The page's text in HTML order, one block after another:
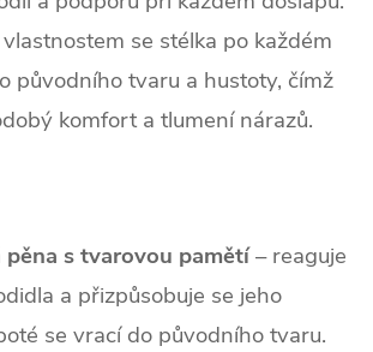
se stélka po každém
původního tvaru a hustoty, čímž
komfort a tlumení nárazů.
pěna s tvarovou pamětí– reaguje
a přizpůsobuje se jeho
se vrací do původního tvaru.